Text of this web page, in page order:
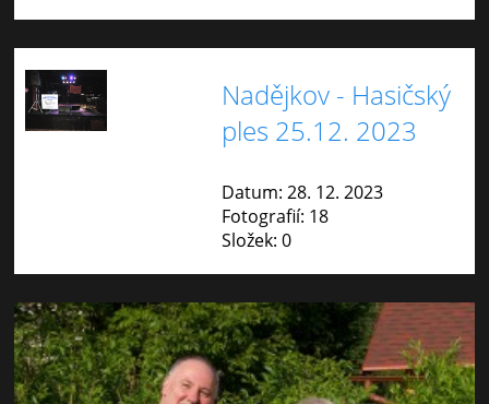
Nadějkov - Hasičský
ples 25.12. 2023
Datum: 28. 12. 2023
Fotografií: 18
Složek: 0